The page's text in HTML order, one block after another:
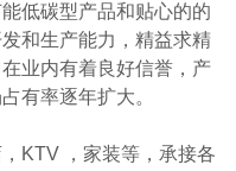
低碳型产品和贴心的的
和生产能力，精益求精
业内有着良好信誉，产
有率逐年扩大。
KTV ，家装等，承接各